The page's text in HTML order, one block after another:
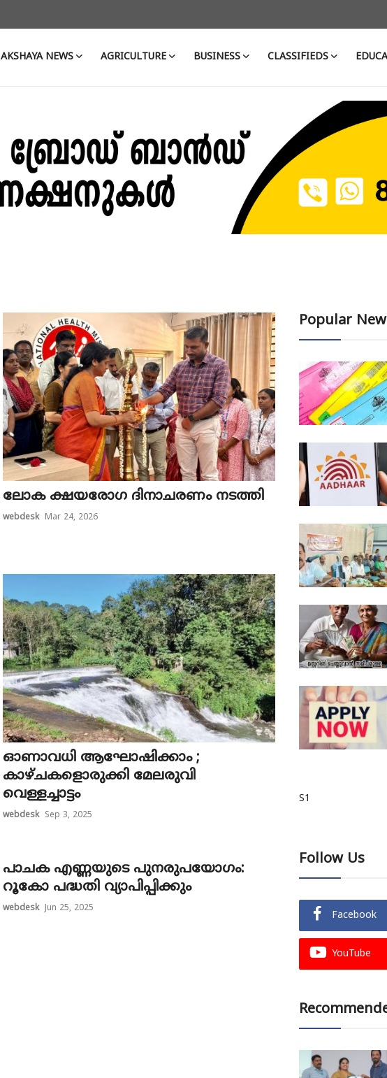
AKSHAYA NEWS AGRICULTURE BUSINESS CLASSIFIEDS
ലോക ക്ഷയരോഗ ദിനാചരണം നടത്തി
webdesk Mar 24, 2026
ഓണാവധി ആഘോഷിക്കാം ;
കാഴ്ചകളൊരുക്കി മേലരുവി
വെള്ളച്ചാട്ടം
webdesk Sep 3, 2025
പാചക എണ്ണയുടെ പുനരുപയോഗം:
റൂകോ പദ്ധതി വ്യാപിപ്പിക്കും
webdesk Jun 25, 2025
Popular
S1
Follow Us
Facebook
YouTube